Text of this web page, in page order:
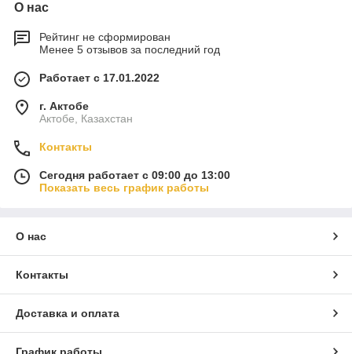
О нас
Рейтинг не сформирован
Менее 5 отзывов за последний год
Работает с 17.01.2022
г. Актобе
Актобе, Казахстан
Контакты
Сегодня работает с 09:00 до 13:00
Показать весь график работы
О нас
Контакты
Доставка и оплата